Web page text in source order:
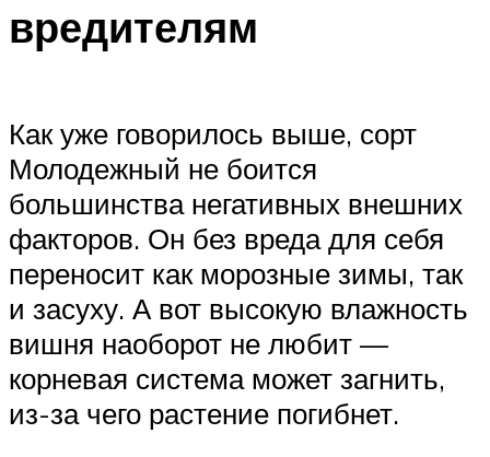
вредителям
Как уже говорилось выше, сорт
Молодежный не боится
большинства негативных внешних
факторов. Он без вреда для себя
переносит как морозные зимы, так
и засуху. А вот высокую влажность
вишня наоборот не любит —
корневая система может загнить,
из-за чего растение погибнет.